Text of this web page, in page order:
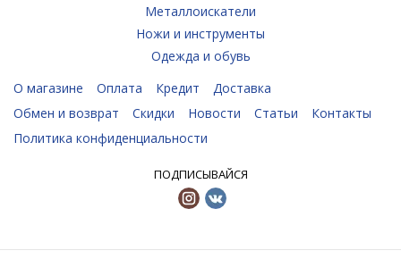
Металлоискатели
Ножи и инструменты
Одежда и обувь
О магазине
Оплата Кредит
Доставка
Обмен и возврат
Скидки Новости Статьи
Контакты
Политика конфиденциальности
ПОДПИСЫВАЙСЯ